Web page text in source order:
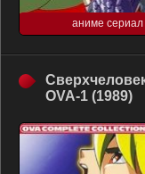
аниме сериал
OVA-1 (1989)